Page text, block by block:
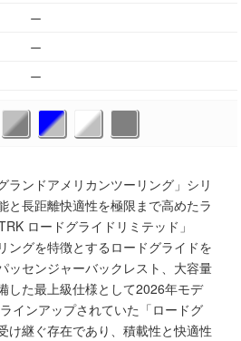
ー
ー
ー
ランドアメリカンツーリング」シリ
と長距離快適性を極限まで高めたラ
ロードグライドリミテッド」
ングを特徴とするロードグライドを
ッセンジャーバックレスト、大容量
した最上級仕様として2026年モデ
インアップされていた「ロードグ
け継ぐ存在であり、積載性と快適性